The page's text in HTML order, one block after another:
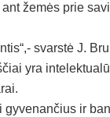
žemės prie
svarstė J.
yra
ir